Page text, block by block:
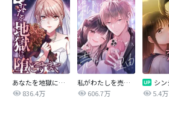
あなたを地獄に堕とすまで
836.4万
私がわたしを売る理由
606.7万
5.4万